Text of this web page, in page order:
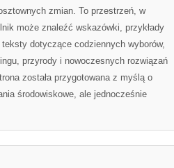
zmian. To przestrzeń, w
może znaleźć wskazówki, przykłady
dotyczące codziennych wyborów,
przyrody i nowoczesnych rozwiązań
została przygotowana z myślą o
środowiskowe, ale jednocześnie